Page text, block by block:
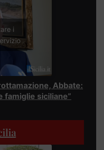
i
Abbate:
famiglie siciliane”